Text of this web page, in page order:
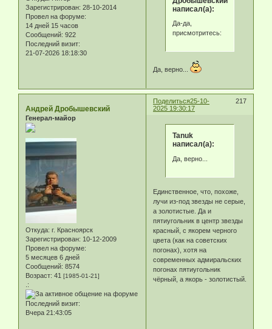
Зарегистрирован: 28-10-2014
Провел на форуме:
14 дней 15 часов
Сообщений: 922
Последний визит:
21-07-2026 18:18:30
написал(а):
Да-да,
присмотритесь:
Да, верно...
Поделиться 217
25-10-
2025 19:30:17
Андрей Дробышевский
Генерал-майор
Откуда: г. Красноярск
Зарегистрирован: 10-12-2009
Провел на форуме:
5 месяцев 6 дней
Сообщений: 8574
Возраст: 41 [1985-01-21]
.:
Последний визит:
Вчера 21:43:05
Tanuk
написал(а):
Да, верно...
Единственное, что, похоже,
лучи из-под звезды не серые,
а золотистые. Да и
пятиугольник в центр звезды
красный, с якорем черного
цвета (как на советских
погонах), хотя на
современных адмиральских
погонах пятиугольник
чёрный, а якорь - золотистый.